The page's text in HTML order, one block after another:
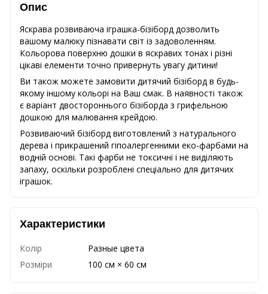
Опис
Яскрава розвиваюча іграшка-бізіборд дозволить
вашому малюку пізнавати світ із задоволенням.
Кольорова поверхню дошки в яскравих тонах і різні
цікаві елементи точно привернуть увагу дитини!
Ви також можете замовити дитячий бізіборд в будь-
якому іншому кольорі на Ваш смак. В наявності також
є варіант двостороннього бізіборда з грифельною
дошкою для малювання крейдою.
Розвиваючий бізіборд виготовлений з натурального
дерева і прикрашений гіпоалергенними еко-фарбами на
водній основі. Такі фарби не токсичні і не виділяють
запаху, оскільки розроблені спеціально для дитячих
іграшок.
Характеристики
Колір
Разные цвета
Розміри
100 см × 60 см